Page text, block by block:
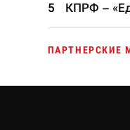
КПРФ –
ПАРТНЕРСКИЕ